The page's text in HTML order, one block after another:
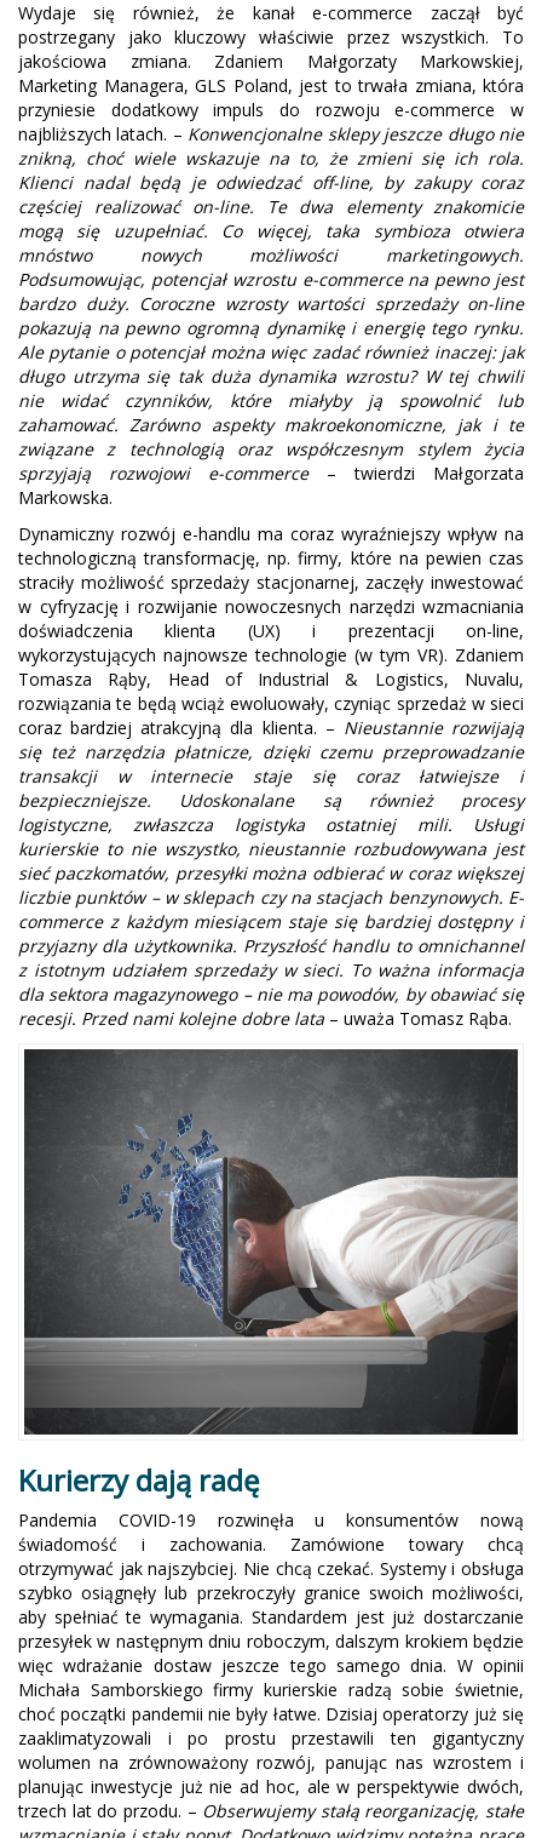
Wydaje się również, że kanał e-commerce zaczął być
postrzegany jako kluczowy właściwie przez wszystkich. To
jakościowa zmiana. Zdaniem Małgorzaty Markowskiej,
Marketing Managera, GLS Poland, jest to trwała zmiana, która
przyniesie dodatkowy impuls do rozwoju e-commerce w
najbliższych latach. – Konwencjonalne sklepy jeszcze długo nie
znikną, choć wiele wskazuje na to, że zmieni się ich rola.
Klienci nadal będą je odwiedzać off-line, by zakupy coraz
częściej realizować on-line. Te dwa elementy znakomicie
mogą się uzupełniać. Co więcej, taka symbioza otwiera
mnóstwo nowych możliwości marketingowych.
Podsumowując, potencjał wzrostu e-commerce na pewno jest
bardzo duży. Coroczne wzrosty wartości sprzedaży on-line
pokazują na pewno ogromną dynamikę i energię tego rynku.
Ale pytanie o potencjał można więc zadać również inaczej: jak
długo utrzyma się tak duża dynamika wzrostu? W tej chwili
nie widać czynników, które miałyby ją spowolnić lub
zahamować. Zarówno aspekty makroekonomiczne, jak i te
związane z technologią oraz współczesnym stylem życia
sprzyjają rozwojowi e-commerce– twierdzi Małgorzata
Markowska.
Dynamiczny rozwój e-handlu ma coraz wyraźniejszy wpływ na
technologiczną transformację, np. firmy, które na pewien czas
straciły możliwość sprzedaży stacjonarnej, zaczęły inwestować
w cyfryzację i rozwijanie nowoczesnych narzędzi wzmacniania
doświadczenia klienta (UX) i prezentacji on-line,
wykorzystujących najnowsze technologie (w tym VR). Zdaniem
Tomasza Rąby, Head of Industrial & Logistics, Nuvalu,
rozwiązania te będą wciąż ewoluowały, czyniąc sprzedaż w sieci
coraz bardziej atrakcyjną dla klienta. – Nieustannie rozwijają
się też narzędzia płatnicze, dzięki czemu przeprowadzanie
transakcji w internecie staje się coraz łatwiejsze i
bezpieczniejsze. Udoskonalane są również procesy
logistyczne, zwłaszcza logistyka ostatniej mili. Usługi
kurierskie to nie wszystko, nieustannie rozbudowywana jest
sieć paczkomatów, przesyłki można odbierać w coraz większej
liczbie punktów – w sklepach czy na stacjach benzynowych. E-
commerce z każdym miesiącem staje się bardziej dostępny i
przyjazny dla użytkownika. Przyszłość handlu to omnichannel
z istotnym udziałem sprzedaży w sieci. To ważna informacja
dla sektora magazynowego – nie ma powodów, by obawiać się
recesji. Przed nami kolejne dobre lata – uważa Tomasz Rąba.
Kurierzy dają radę
Pandemia COVID-19 rozwinęła u konsumentów nową
świadomość i zachowania. Zamówione towary chcą
otrzymywać jak najszybciej. Nie chcą czekać. Systemy i obsługa
szybko osiągnęły lub przekroczyły granice swoich możliwości,
aby spełniać te wymagania. Standardem jest już dostarczanie
przesyłek w następnym dniu roboczym, dalszym krokiem będzie
więc wdrażanie dostaw jeszcze tego samego dnia. W opinii
Michała Samborskiego firmy kurierskie radzą sobie świetnie,
choć początki pandemii nie były łatwe. Dzisiaj operatorzy już się
zaaklimatyzowali i po prostu przestawili ten gigantyczny
wolumen na zrównoważony rozwój, panując nas wzrostem i
planując inwestycje już nie ad hoc, ale w perspektywie dwóch,
trzech lat do przodu. – Obserwujemy stałą reorganizację, stałe